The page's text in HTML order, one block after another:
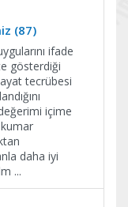
(87)
ifade
gösterdiği
tecrübesi
içime
daha iyi
...